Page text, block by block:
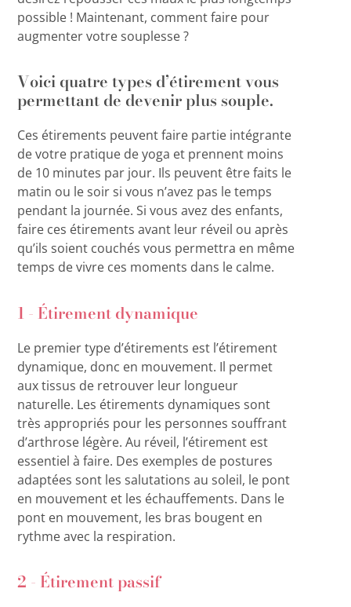
possible ! Maintenant, comment faire pour
augmenter votre souplesse ?
Voici quatre types d’étirement vous
permettant de devenir plus souple.
Ces étirements peuvent faire partie intégrante
de votre pratique de yoga et prennent moins
de 10 minutes par jour. Ils peuvent être faits le
matin ou le soir si vous n’avez pas le temps
pendant la journée. Si vous avez des enfants,
faire ces étirements avant leur réveil ou après
qu’ils soient couchés vous permettra en même
temps de vivre ces moments dans le calme.
1 - Étirement dynamique
Le premier type d’étirements est l’étirement
dynamique, donc en mouvement. Il permet
aux tissus de retrouver leur longueur
naturelle. Les étirements dynamiques sont
très appropriés pour les personnes souffrant
d’arthrose légère. Au réveil, l’étirement est
essentiel à faire. Des exemples de postures
adaptées sont les salutations au soleil, le pont
en mouvement et les échauffements. Dans le
pont en mouvement, les bras bougent en
rythme avec la respiration.
2 - Étirement passif